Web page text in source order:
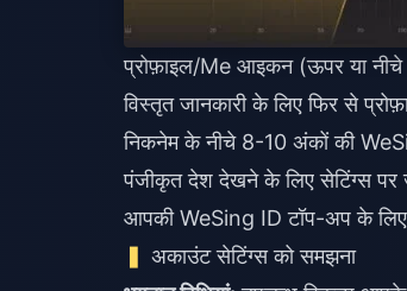
प्रोफ़ाइल/Me आइकन (ऊपर या
विस्तृत जानकारी के लिए फिर से
निकनेम के नीचे 8-10 अंकों की
पंजीकृत देश देखने के लिए सेटिंग्स पर
आपकी WeSing ID टॉप-अप के
अकाउंट सेटिंग्स को समझना